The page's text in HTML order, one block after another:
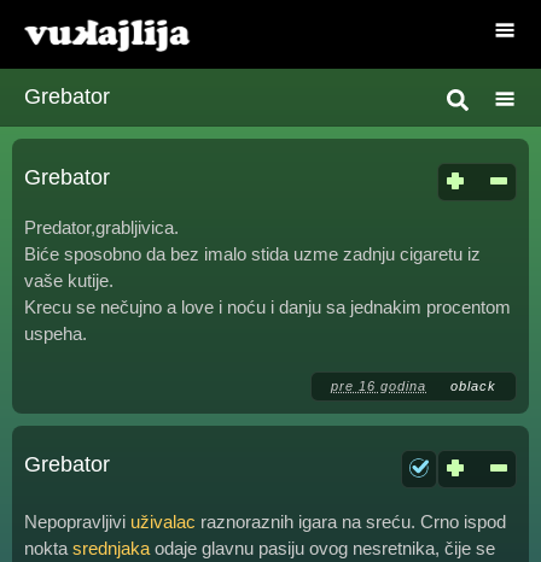
Grebator
Grebator
Predator,grabljivica.
Biće sposobno da bez imalo stida uzme zadnju cigaretu iz
vaše kutije.
Krecu se nečujno a love i noću i danju sa jednakim procentom
uspeha.
pre 16 godina oblack
Grebator
Nepopravljivi uživalac raznoraznih igara na sreću. Crno ispod
nokta srednjaka odaje glavnu pasiju ovog nesretnika, čije se